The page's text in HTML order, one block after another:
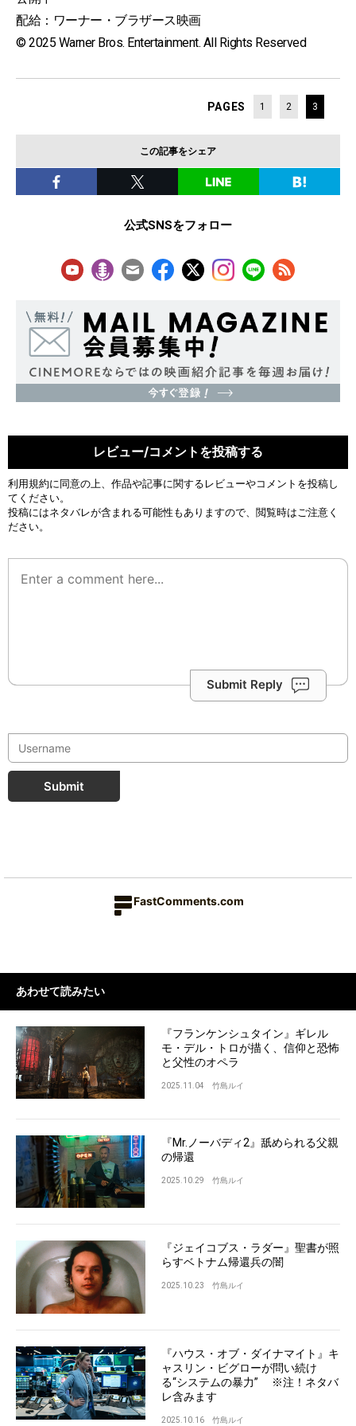
配給：ワーナー・ブラザース映画
© 2025 Warner Bros. Entertainment. All Rights Reserved
PAGES 1 2 3
この記事をシェア
公式SNSをフォロー
レビュー/コメントを投稿する
利用規約に同意の上、作品や記事に関するレビューやコメントを投稿し
てください。
投稿にはネタバレが含まれる可能性もありますので、閲覧時はご注意く
ださい。
Submit Reply
Submit
FastComments.com
あわせて読みたい
『フランケンシュタイン』ギレル
モ・デル・トロが描く、信仰と恐怖
と父性のオペラ
2025.11.04 竹島ルイ
『Mr.ノーバディ2』舐められる父親
の帰還
2025.10.29 竹島ルイ
『ジェイコブス・ラダー』聖書が照
らすベトナム帰還兵の闇
2025.10.23 竹島ルイ
『ハウス・オブ・ダイナマイト』キ
ャスリン・ビグローが問い続け
る“システムの暴力” ※注！ネタバ
レ含みます
2025.10.16 竹島ルイ